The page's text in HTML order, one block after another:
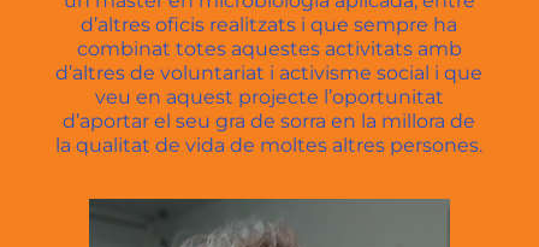
d’altres oficis realitzats i que sempre ha
combinat totes aquestes activitats amb
d’altres de voluntariat i activisme social i que
veu en aquest projecte l’oportunitat
d’aportar el seu gra de sorra en la millora de
la qualitat de vida de moltes altres persones.